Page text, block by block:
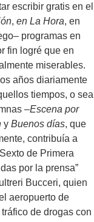
escribir gratis en el
, en La Hora, en
programas en
fin logré que en
miserables.
años diariamente
tiempos, o sea
–Escena por
y Buenos días, que
contribuía a
de Primera
por la prensa”
Bucceri, quien
aeropuerto de
de drogas con